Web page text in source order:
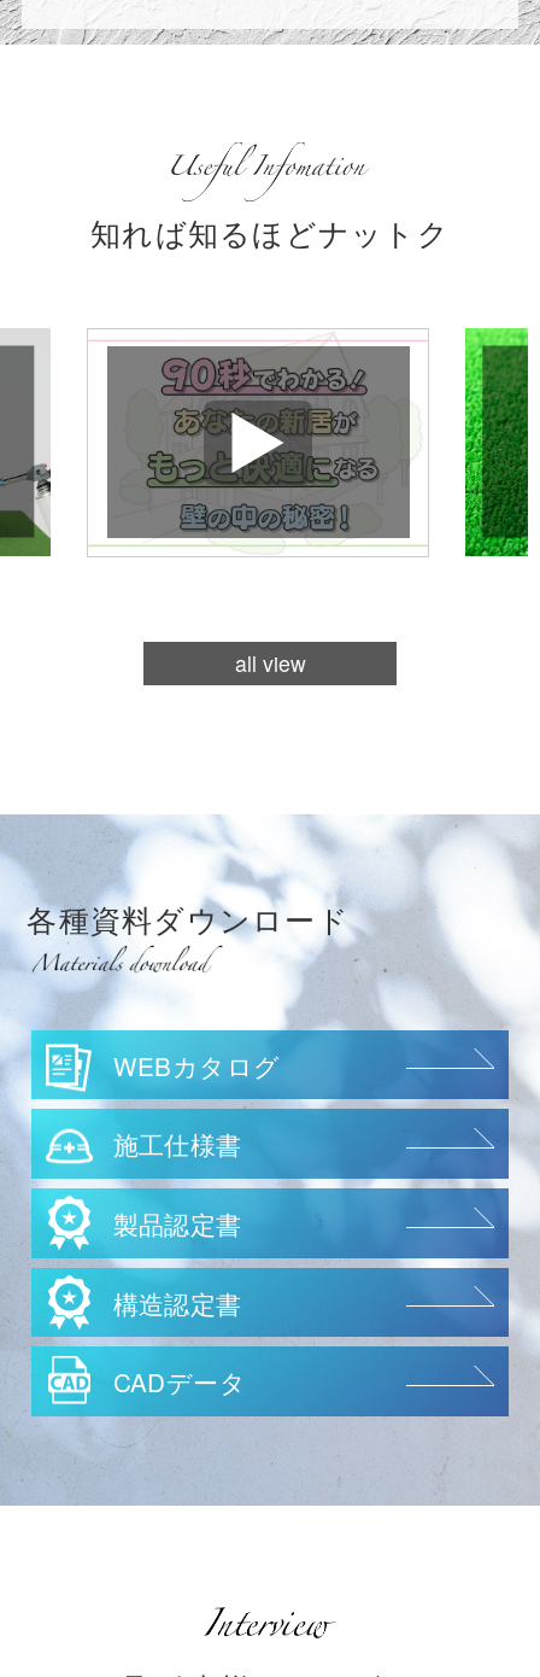
知れば知るほどナットク
タイガーEXボード
9.5mmとは
all view
各種資料ダウンロード
WEBカタログ
施工仕様書
製品認定書
構造認定書
CADデータ